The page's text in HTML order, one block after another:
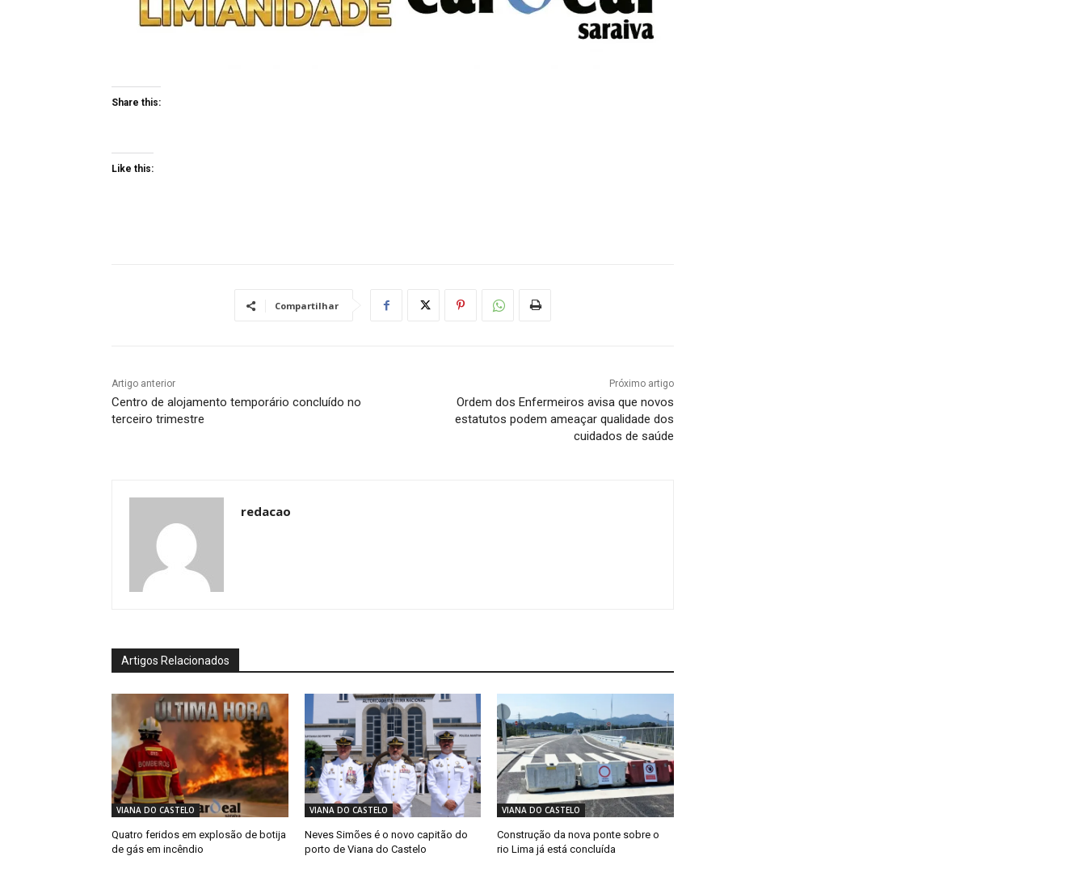
Share this:
Like this:
Compartilhar
Artigo anterior
Centro de alojamento temporário concluído no
terceiro trimestre
Próximo artigo
Ordem dos Enfermeiros avisa que novos
estatutos podem ameaçar qualidade dos
cuidados de saúde
redacao
Artigos Relacionados
VIANA DO CASTELO
Quatro feridos em explosão de botija
de gás em incêndio
VIANA DO CASTELO
Neves Simões é o novo capitão do
porto de Viana do Castelo
VIANA DO CASTELO
Construção da nova ponte sobre o
rio Lima já está concluída